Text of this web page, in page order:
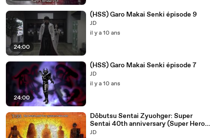
24:00
(HSS) Garo Makai Senki épisode 9
JD
il y a 10 ans
24:00
(HSS) Garo Makai Senki épisode 7
JD
il y a 10 ans
Dôbutsu Sentai Zyuohger: Super
Sentai 40th anniversary (Super Hero
Getter ver 2016)
JD